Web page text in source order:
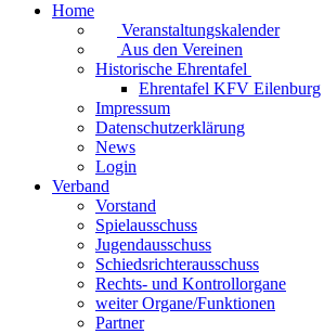
Home
Veranstaltungskalender
Aus den Vereinen
Historische Ehrentafel
Ehrentafel KFV Eilenburg
Impressum
Datenschutzerklärung
News
Login
Verband
Vorstand
Spielausschuss
Jugendausschuss
Schiedsrichterausschuss
Rechts- und Kontrollorgane
weiter Organe/Funktionen
Partner